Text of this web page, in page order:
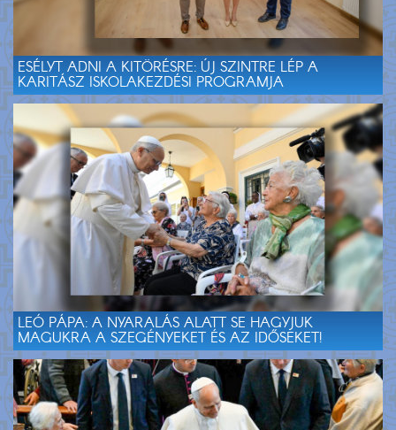
ESÉLYT ADNI A KITÖRÉSRE: ÚJ SZINTRE LÉP A
KARITÁSZ ISKOLAKEZDÉSI PROGRAMJA
LEÓ PÁPA: A NYARALÁS ALATT SE HAGYJUK
MAGUKRA A SZEGÉNYEKET ÉS AZ IDŐSEKET!